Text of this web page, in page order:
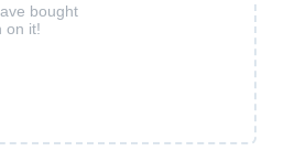
bought
on it!